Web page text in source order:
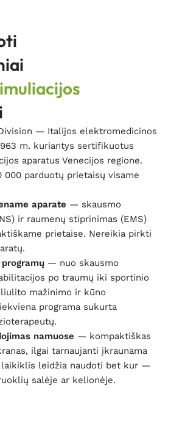
— Italijos elektromedicinos
m. kuriantys sertifikuotus
aparatus Venecijos regione.
000 parduotų prietaisų visame
aparate — skausmo
ir raumenų stiprinimas (EMS)
prietaise. Nereikia pirkti
— nuo skausmo
po traumų iki sportinio
mažinimo ir kūno
programa sukurta
namuose — kompaktiškas
ilgai tarnaujanti įkraunama
leidžia naudoti bet kur —
salėje ar kelionėje.